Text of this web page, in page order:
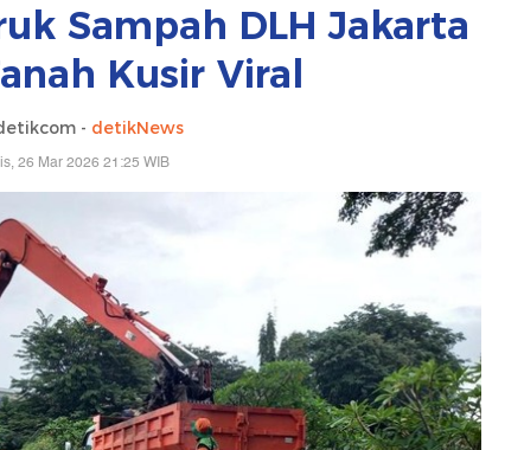
Sampah DLH Jakarta
Kusir Viral
- detikNews
26 Mar 2026 21:25 WIB